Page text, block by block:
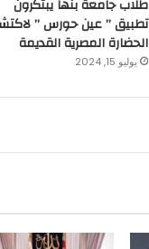
طلاب جامعة بنها يبتكرون
تطبيق ” عين حورس ”
الحضارة المصرية القديمة
يوليو 15, 2024